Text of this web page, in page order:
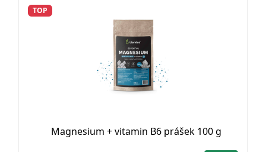
TOP
Magnesium + vitamin B6 prášek 100 g